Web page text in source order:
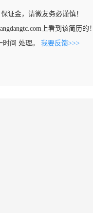
证金，请微友务必谨慎！
上看到该简历的！
间 处理。 我要反馈>>>